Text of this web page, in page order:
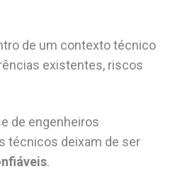
de um contexto técnico
existentes, riscos
de engenheiros
técnicos deixam de ser
.